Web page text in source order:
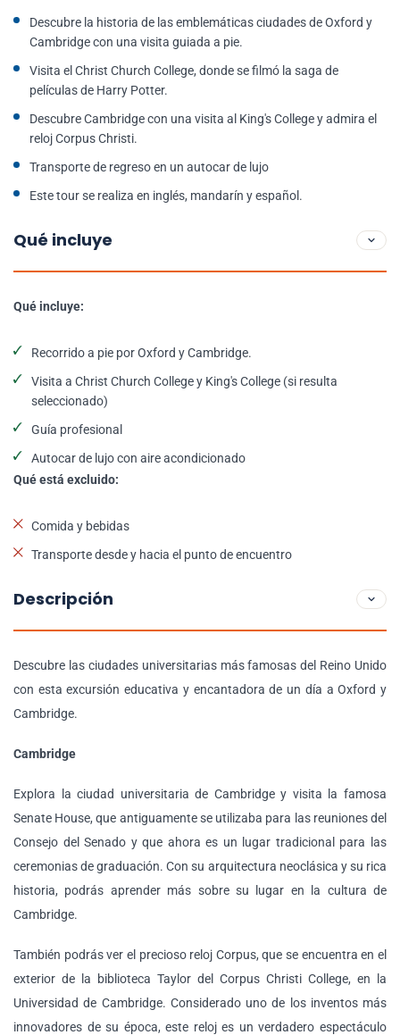
Descubre la historia de las emblemáticas ciudades de Oxford y
Cambridge con una visita guiada a pie.
Visita el Christ Church College, donde se filmó la saga de
películas de Harry Potter.
Descubre Cambridge con una visita al King's College y admira el
reloj Corpus Christi.
Transporte de regreso en un autocar de lujo
Este tour se realiza en inglés, mandarín y español.
Qué incluye
Qué incluye:
Recorrido a pie por Oxford y Cambridge.
Visita a Christ Church College y King's College (si resulta
seleccionado)
Guía profesional
Autocar de lujo con aire acondicionado
Qué está excluido:
Comida y bebidas
Transporte desde y hacia el punto de encuentro
Descripción
Descubre las ciudades universitarias más famosas del Reino Unido
con esta excursión educativa y encantadora de un día a Oxford y
Cambridge.
Cambridge
Explora la ciudad universitaria de Cambridge y visita la famosa
Senate House, que antiguamente se utilizaba para las reuniones del
Consejo del Senado y que ahora es un lugar tradicional para las
ceremonias de graduación. Con su arquitectura neoclásica y su rica
historia, podrás aprender más sobre su lugar en la cultura de
Cambridge.
También podrás ver el precioso reloj Corpus, que se encuentra en el
exterior de la biblioteca Taylor del Corpus Christi College, en la
Universidad de Cambridge. Considerado uno de los inventos más
innovadores de su época, este reloj es un verdadero espectáculo